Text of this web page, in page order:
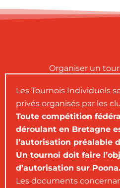
Organiser un
Les Tournois Individuels
privés organisés par les
Toute compétition
déroulant en Bretagne
l’autorisation préalable
Un tournoi doit faire
d’autorisation sur Poona.
Les documents